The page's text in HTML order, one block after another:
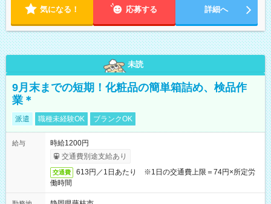
気になる！ 応募する 詳細へ
未読
9月末までの短期！化粧品の簡単箱詰め、検品作
業＊
派遣 職種未経験OK ブランクOK
給与
時給1200円
交通費別途支給あり
交通費
613円／1日あたり ※1日の交通費上限＝74円×所定労
働時間